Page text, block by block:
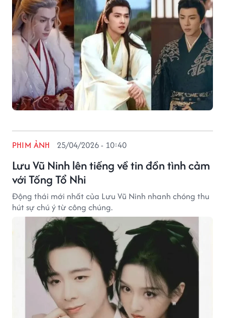
Lưu Vũ Ninh lên tiếng về tin đồn tình cảm
với Tống Tổ Nhi
PHIM ẢNH 25/04/2026 - 10:40
Động thái mới nhất của Lưu Vũ Ninh nhanh chóng thu
hút sự chú ý từ công chúng.